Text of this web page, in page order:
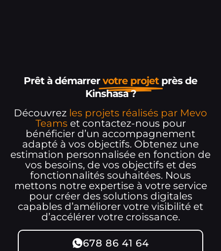
Prêt à démarrervotre projet près de
Kinshasa ?
Découvrez les projets réalisés par Mevo
Teams et contactez-nous pour
bénéficier d’un accompagnement
adapté à vos objectifs. Obtenez une
estimation personnalisée en fonction de
vos besoins, de vos objectifs et des
fonctionnalités souhaitées. Nous
mettons notre expertise à votre service
pour créer des solutions digitales
capables d’améliorer votre visibilité et
d’accélérer votre croissance.
678 86 41 64